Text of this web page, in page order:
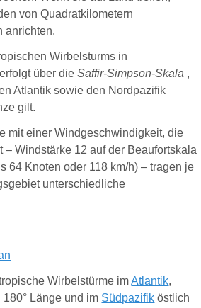
von Quadratkilometern
anrichten.
Wirbelsturms in
über dieSaffir-Simpson-Skala ,
Atlantik sowie den Nordpazifik
gilt.
mit einer Windgeschwindigkeit, die
– Windstärke 12 auf der Beaufortskala
64 Knoten oder 118 km/h) – tragen je
unterschiedliche
Wirbelstürme imAtlantik,
Länge und im Südpazifik östlich